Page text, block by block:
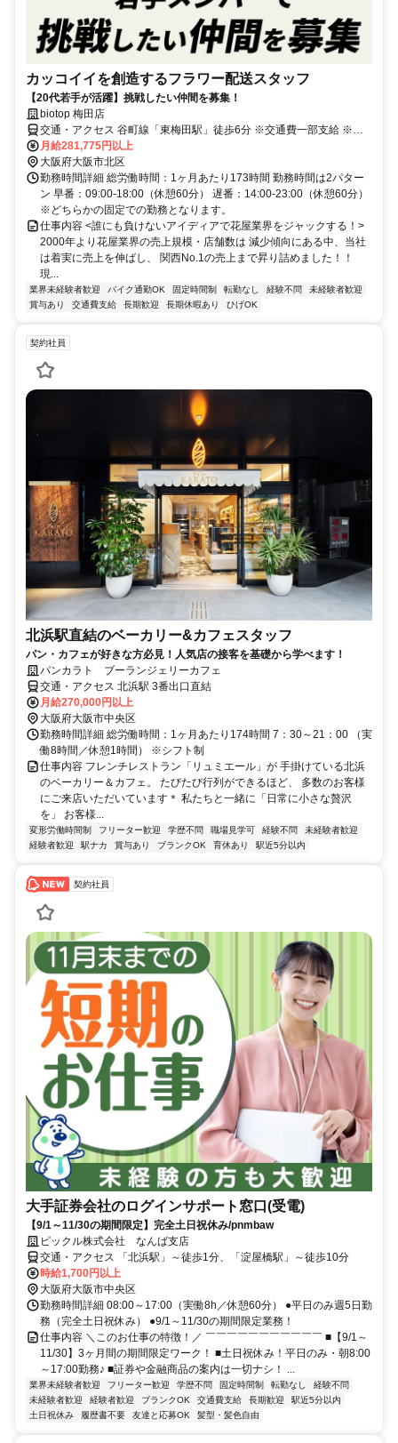
カッコイイを創造するフラワー配送スタッフ
【20代若手が活躍】挑戦したい仲間を募集！
biotop 梅田店
交通・アクセス 谷町線「東梅田駅」徒歩6分 ※交通費一部支給 ※自
転車バイク通勤OK
月給281,775円以上
大阪府大阪市北区
勤務時間詳細 総労働時間：1ヶ月あたり173時間 勤務時間は2パター
ン 早番：09:00-18:00（休憩60分） 遅番：14:00-23:00（休憩60分）
※どちらかの固定での勤務となります。
仕事内容 <誰にも負けないアイディアで花屋業界をジャックする！>
2000年より花屋業界の売上規模・店舗数は 減少傾向にある中、当社
は着実に売上を伸ばし、 関西No.1の売上まで昇り詰めました！！
現...
業界未経験者歓迎 バイク通勤OK 固定時間制 転勤なし 経験不問
未経験者歓迎
賞与あり
交通費支給 長期歓迎 長期休暇あり ひげOK
契約社員
北浜駅直結のベーカリー&カフェスタッフ
パン・カフェが好きな方必見！人気店の接客を基礎から学べます！
パンカラト ブーランジェリーカフェ
交通・アクセス 北浜駅 3番出口直結
月給270,000円以上
大阪府大阪市中央区
勤務時間詳細 総労働時間：1ヶ月あたり174時間 7：30～21：00 （実
働8時間／休憩1時間） ※シフト制
仕事内容 フレンチレストラン「リュミエール」が 手掛けている北浜
のベーカリー＆カフェ。 たびたび行列ができるほど、 多数のお客様
にご来店いただいています＊ 私たちと一緒に「日常に小さな贅沢
を」 お客様...
変形労働時間制 フリーター歓迎 学歴不問 職場見学可 経験不問
未経験者歓迎
経験者歓迎
駅ナカ 賞与あり ブランクOK 育休あり 駅近5分以内
契約社員
大手証券会社のログインサポート窓口(受電)
【9/1～11/30の期間限定】完全土日祝休み/pnmbaw
ピックル株式会社 なんば支店
交通・アクセス 「北浜駅」～徒歩1分、「淀屋橋駅」～徒歩10分
時給1,700円以上
大阪府大阪市中央区
勤務時間詳細 08:00～17:00（実働8h／休憩60分） ●平日のみ週5日勤
務（完全土日祝休み） ●9/1～11/30の期間限定業務！
仕事内容 ＼このお仕事の特徴！／ ￣￣￣￣￣￣￣￣￣￣￣ ■【9/1～
11/30】3ヶ月間の期間限定ワーク！ ■土日祝休み！平日のみ・朝8:00
～17:00勤務♪ ■証券や金融商品の案内は一切ナシ！ ...
業界未経験者歓迎 フリーター歓迎 学歴不問 固定時間制 転勤なし
経験不問
未経験者歓迎
経験者歓迎 ブランクOK 交通費支給 長期歓迎
駅近5分以内
土日祝休み
履歴書不要 友達と応募OK 髪型・髪色自由